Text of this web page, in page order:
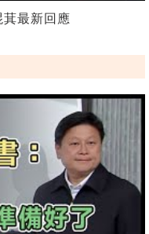
萁最新回應